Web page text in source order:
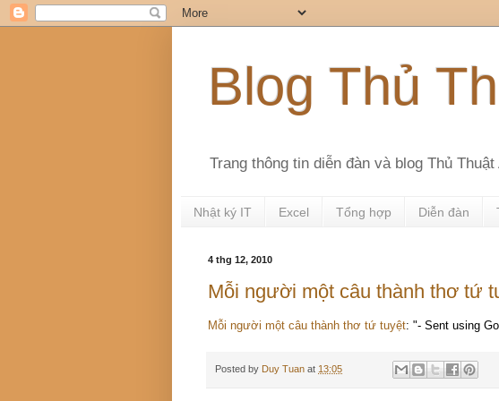
Blog Thủ
Trang thông tin diễn đàn và blog Thủ
Nhật ký IT Excel Tổng hợp Diễn đàn
4 thg 12, 2010
Mỗi người một câu thành thơ tứ
Mỗi người một câu thành thơ tứ tuyệt: "- Sent using
Posted by Duy Tuan at 13:05